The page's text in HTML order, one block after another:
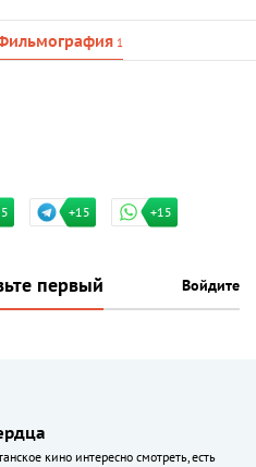
1
+15 +15
первый Войдите
кино интересно смотреть, есть